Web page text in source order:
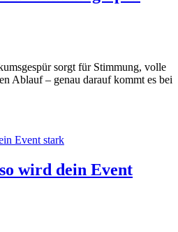
sorgt für Stimmung, volle
Ablauf – genau darauf kommt es bei
wird dein Event